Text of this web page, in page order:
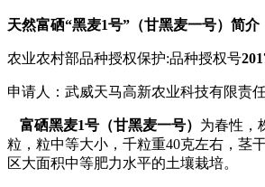
天然富硒“黑麦1号”（甘黑麦一号）简介
农业农村部品种授权保护:品种授权号
申请人：武威天马高新农业科技有限责任
富硒黑麦1号（甘黑麦一号） 为春性，
粒，粒中等大小，千粒重40克左右，茎
区大面积中等肥力水平的土壤栽培。